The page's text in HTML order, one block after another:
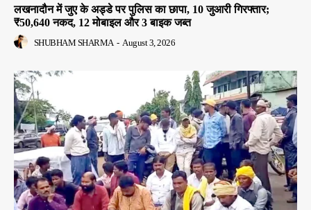
लखनादौन में जुए के अड्डे पर पुलिस का छापा, 10 जुआरी गिरफ्तार;
₹50,640 नकद, 12 मोबाइल और 3 बाइक जब्त
SHUBHAM SHARMA - August 3, 2026